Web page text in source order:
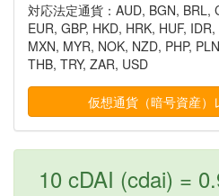
対応法定通貨：AUD, BGN, BRL,
EUR, GBP, HKD, HRK, HUF,
MXN, MYR, NOK, NZD, PHP,
THB, TRY, ZAR, USD
10 cDAI (cdai) =